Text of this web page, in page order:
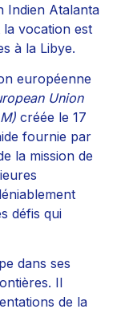
Indien Atalanta
la vocation est
à la Libye.
européenne
Union
créée le 17
fournie par
la mission de
défis qui
dans ses
Il
de la